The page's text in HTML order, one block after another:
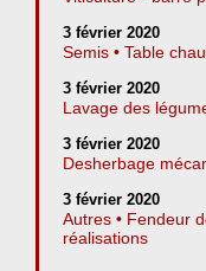
3 février 2020
Semis • Table
3 février 2020
Lavage des
3 février 2020
Desherbage
3 février 2020
Autres • Fendeur
réalisations